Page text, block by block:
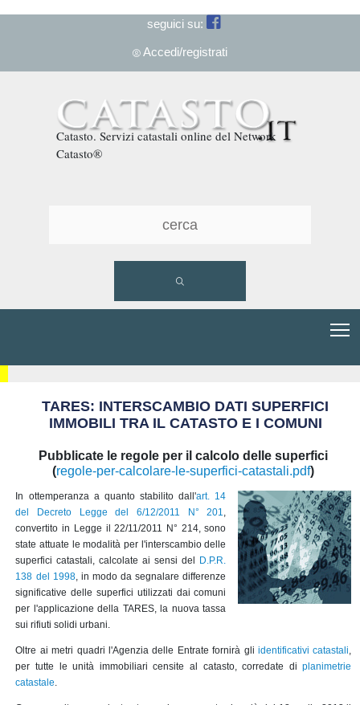
seguici su:
Accedi/registrati
Catasto. Servizi catastali online del Network
Catasto®
TARES: INTERSCAMBIO DATI SUPERFICI
IMMOBILI TRA IL CATASTO E I COMUNI
Pubblicate le regole per il calcolo delle superfici
(regole-per-calcolare-le-superfici-catastali.pdf)
In ottemperanza a quanto stabilito dall'art. 14
del Decreto Legge del 6/12/2011 N° 201,
convertito in Legge il 22/11/2011 N° 214, sono
state attuate le modalità per l'interscambio delle
superfici catastali, calcolate ai sensi del
D.P.R.
138 del 1998, in modo da segnalare differenze
significative delle superfici utilizzati dai comuni
per l'applicazione della TARES, la nuova tassa
sui rifiuti solidi urbani.
Oltre ai metri quadri l'Agenzia delle Entrate fornirà gliidentificativi catastali,
per tutte le unità immobiliari censite al catasto, corredate diplanimetrie
catastale.